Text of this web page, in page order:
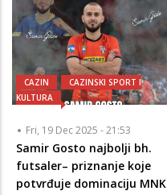
CAZIN
CAZINSKI SPORT I
KULTURA
Fri, 19 Dec 2025 - 21:53
Samir Gosto najbolji bh.
futsaler– priznanje koje
potvrđuje dominaciju MNK